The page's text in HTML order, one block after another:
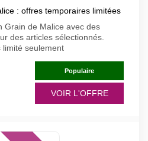
: offres temporaires limitées
Grain de Malice avec des
des articles sélectionnés.
limité seulement
Populaire
VOIR L'OFFRE